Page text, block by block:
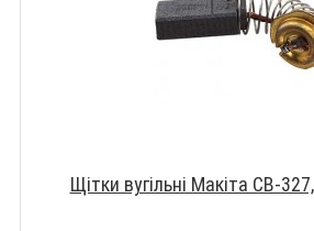
Щітки вугільні Макіта CB-